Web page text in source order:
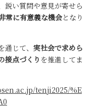
鋭い質問や意見が寄せら
常に有意義な機会となり
じて、 実社会で求めら
接点づくり を推進してま
tenji2025/%E